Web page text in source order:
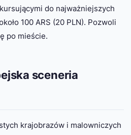
do najważniejszych
100 ARS (20 PLN). Pozwoli
po mieście.
sceneria
krajobrazów i malowniczych